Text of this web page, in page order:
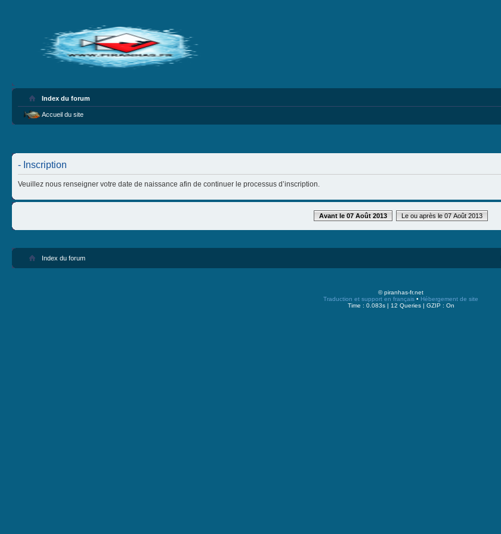
Index du forum
Accueil du site
- Inscription
Veuillez nous renseigner votre date de naissance afin de continuer le processus d’inscription.
Avant le 07 Août 2013 Le ou après le 07 Août 2013
Index du forum
© piranhas-fr.net
Traduction et support en français • Hébergement de site
Time : 0.083s | 12 Queries | GZIP : On